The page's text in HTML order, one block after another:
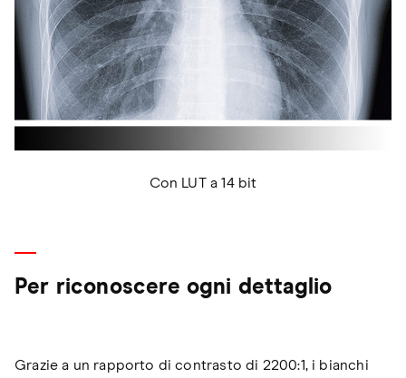
Con LUT a 14 bit
Per riconoscere ogni dettaglio
Grazie a un rapporto di contrasto di 2200:1, i bianchi